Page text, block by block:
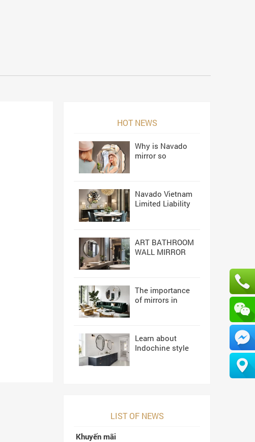
HOT NEWS
Why is Navado
mirror so
Navado Vietnam
Limited Liability
ART BATHROOM
WALL MIRROR
The importance
of mirrors in
Learn about
Indochine style
LIST OF NEWS
Khuyến mãi